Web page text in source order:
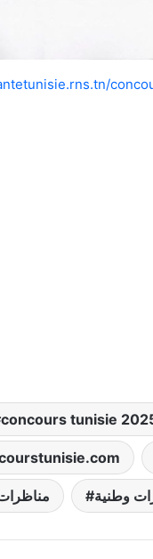
concours tunisie
مناظرات وطنية